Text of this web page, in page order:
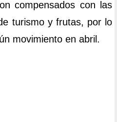
compensados con las
turismo y frutas, por lo
movimiento en abril.